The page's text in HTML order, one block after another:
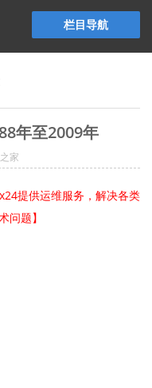
栏目导航
年至2009年
家
提供运维服务，解决各类
问题】